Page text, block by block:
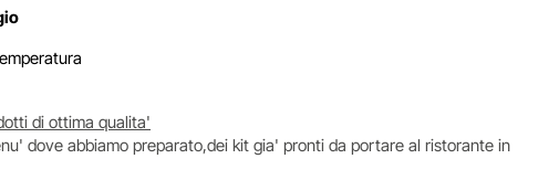
di ottima qualita'
dove abbiamo preparato,dei kit gia' pronti da portare al ristorante in